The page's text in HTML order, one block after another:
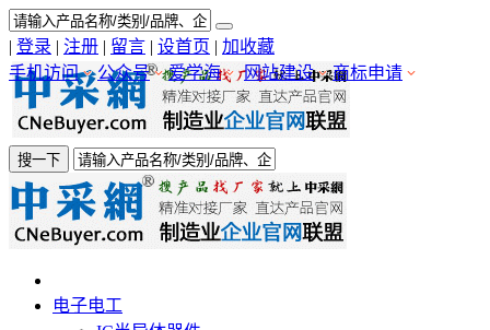
| 登录 | 注册 | 留言 | 设首页 | 加收藏
手机访问
公众号 爱学海 网站建设 商标申请
搜一下
电子电工